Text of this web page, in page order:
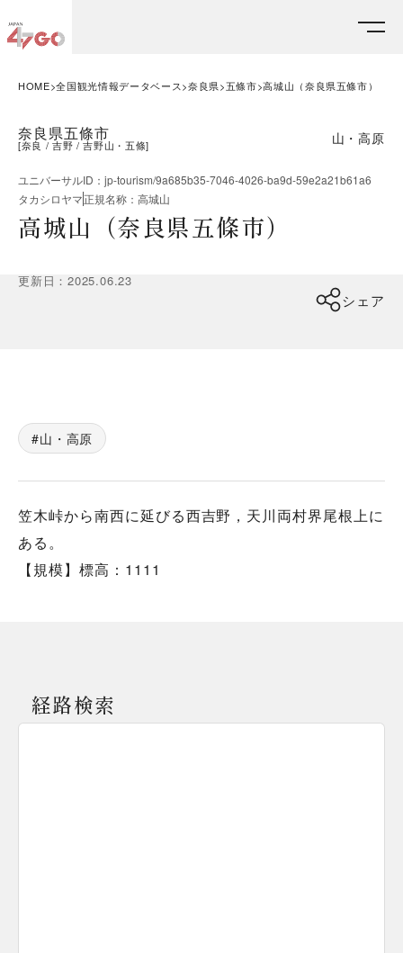
HOME 全国観光情報データベース 奈良県 五條市 高城山（奈良県五條市）
奈良県五條市
[奈良 吉野 吉野山・五條] 山・高原
ユニバーサルID ： jp-tourism/9a685b35-7046-4026-ba9d-59e2a21b61a6
タカシロヤマ正規名称 ： 高城山
高城山（奈良県五條市）
更新日 ：2025.06.23
シェア
山・高原
笠木峠から南西に延びる西吉野，天川両村界尾根上に
ある。
【規模】標高：1111
経路検索